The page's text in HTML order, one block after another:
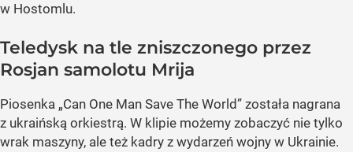
w Hostomlu.
Teledysk na tle zniszczonego przez
Rosjan samolotu Mrija
Piosenka „Can One Man Save The World” została nagrana
z ukraińską orkiestrą. W klipie możemy zobaczyć nie tylko
wrak maszyny, ale też kadry z wydarzeń wojny w Ukrainie.